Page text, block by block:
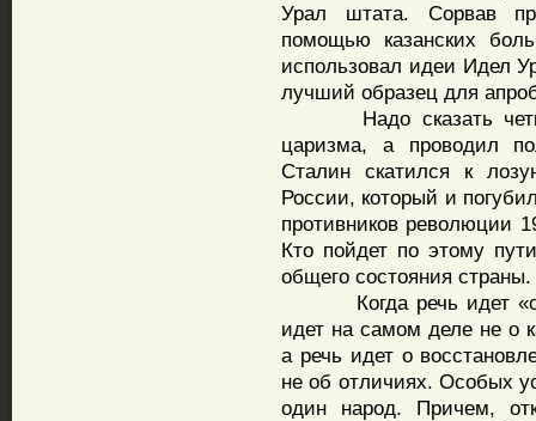
Урал штата. Сорвав
помощью казанских
использовал идеи Идел
лучший образец для
Надо сказать четко,
царизма, а проводил
Сталин скатился к
России, который и
противников революции
Кто пойдет по этому
общего состояния страны.
Когда речь идет «о
идет на самом деле не о
а речь идет о
не об отличиях. Особых
один народ. Причем,